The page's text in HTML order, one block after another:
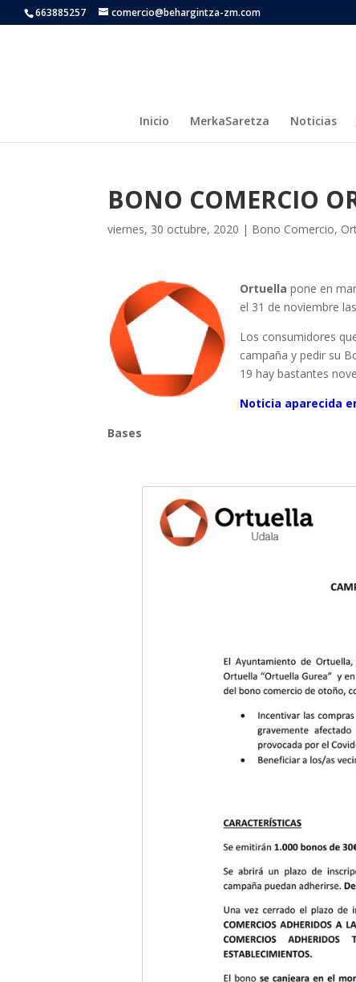
663885257 comercio@behargintza-zm.com
Inicio MerkaSaretza Noticias
BONO COMERCIO
viernes, 30 octubre, 2020 | Bono Comercio,
Ortuella pone en
el 31 de noviembre
Los consumidores
campaña y pedir su
19 hay bastantes
Noticia aparecida
Bases